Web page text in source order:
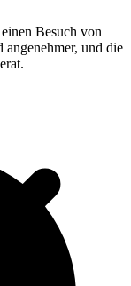
Besuch von
und die